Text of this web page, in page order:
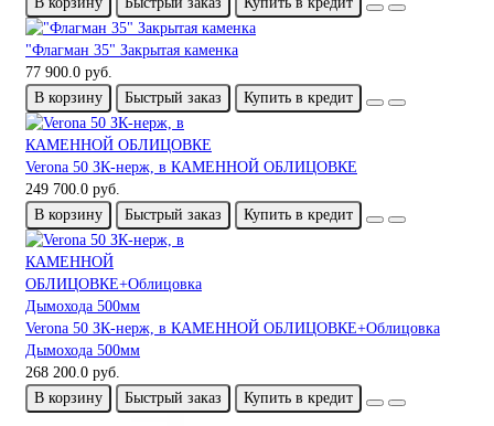
"Флагман 35" Закрытая каменка
77 900.0 руб.
В корзину
Быстрый заказ Купить в кредит
Verona 50 ЗК-нерж, в КАМЕННОЙ ОБЛИЦОВКЕ
249 700.0 руб.
В корзину
Быстрый заказ Купить в кредит
Verona 50 ЗК-нерж, в КАМЕННОЙ ОБЛИЦОВКЕ+Облицовка
Дымохода 500мм
268 200.0 руб.
В корзину
Быстрый заказ Купить в кредит